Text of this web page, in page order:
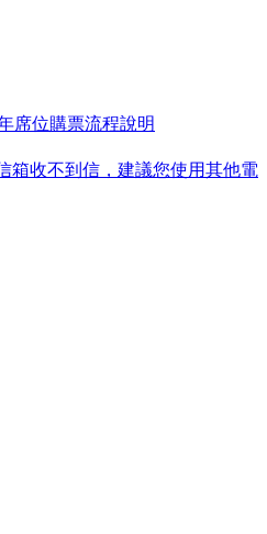
席位購票流程說明
箱收不到信，建議您使用其他電